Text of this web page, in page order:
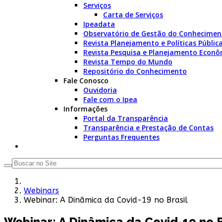
Serviços
Carta de Serviços
Ipeadata
Observatório de Gestão do
Revista Planejamento e Políticas
Revista Pesquisa e Planejamento
Revista Tempo do Mundo
Repositório do Conhecimento
Fale Conosco
Ouvidoria
Fale com o Ipea
Informações
Portal da Transparência
Transparência e Prestação de Contas
Perguntas Frequentes
Webinars
Webinar: A Dinâmica da Covid-19 no Brasil